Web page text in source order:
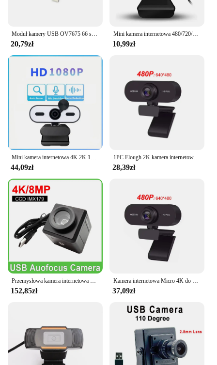
Moduł kamery USB OV7675 66 stopni 0,3 miliona pikseli YUY2 Mini kamera internetowa przemysłowa
20,79zł
Mini kamera internetowa 480/720/1080P HD kamera internetowa USB z mikrofonem do komputera stacjonarnego gracz transmisja internetowa połączenie wideo konferencja praca
10,99zł
Mini kamera internetowa 4K 2K 1080P HD do komputera PC Laptop z autofokusem 30 FPS Kamera internetowa USB z mikrofonem redukującym i osłoną przenośna kamera internetowa
44,09zł
1PC Elough 2K kamera internetowa HD dla Laptop stacjonarnych Mini USB kamera internetowa era z mikrofonami kamera internetowa dla YouTube Skype
28,39zł
Przemysłowa kamera internetowa 4K PC Laptopy 8MP Autofokus USB Mini kamera IMX179 Czujnik OTG UVC Plug and Play Do spotkań Skanowanie dokumentów
152,85zł
Kamera internetowa Micro 4K do komputera Mini kamera internetowa 2K do laptopów PC Transmisja na żywo Kamera internetowa FHD 1080P do spotkań pracy z mikrofonem
37,09zł